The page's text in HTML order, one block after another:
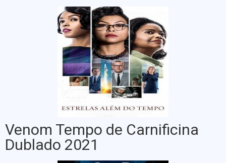
Venom Tempo de Carnificina
Dublado 2021